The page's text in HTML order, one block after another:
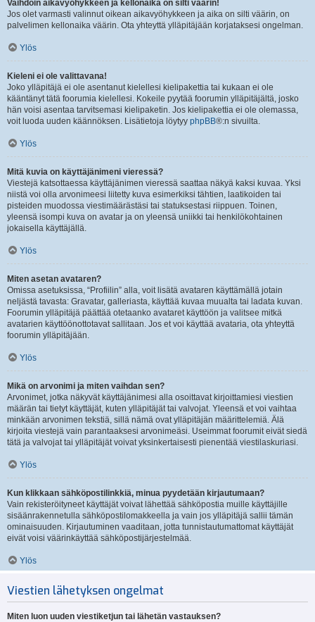
Vaihdoin aikavyöhykkeen ja kellonaika on silti väärin!
Jos olet varmasti valinnut oikean aikavyöhykkeen ja aika on silti väärin, on
palvelimen kellonaika väärin. Ota yhteyttä ylläpitäjään korjataksesi ongelman.
Ylös
Kieleni ei ole valittavana!
Joko ylläpitäjä ei ole asentanut kielellesi kielipakettia tai kukaan ei ole
kääntänyt tätä foorumia kielellesi. Kokeile pyytää foorumin ylläpitäjältä, josko
hän voisi asentaa tarvitsemasi kielipaketin. Jos kielipakettia ei ole olemassa,
voit luoda uuden käännöksen. Lisätietoja löytyy phpBB®:n sivuilta.
Ylös
Mitä kuvia on käyttäjänimeni vieressä?
Viestejä katsottaessa käyttäjänimen vieressä saattaa näkyä kaksi kuvaa. Yksi
niistä voi olla arvonimeesi liitetty kuva esimerkiksi tähtien, laatikoiden tai
pisteiden muodossa viestimäärästäsi tai statuksestasi riippuen. Toinen,
yleensä isompi kuva on avatar ja on yleensä uniikki tai henkilökohtainen
jokaisella käyttäjällä.
Ylös
Miten asetan avataren?
Omissa asetuksissa, “Profiilin” alla, voit lisätä avataren käyttämällä jotain
neljästä tavasta: Gravatar, galleriasta, käyttää kuvaa muualta tai ladata kuvan.
Foorumin ylläpitäjä päättää otetaanko avataret käyttöön ja valitsee mitkä
avatarien käyttöönottotavat sallitaan. Jos et voi käyttää avataria, ota yhteyttä
foorumin ylläpitäjään.
Ylös
Mikä on arvonimi ja miten vaihdan sen?
Arvonimet, jotka näkyvät käyttäjänimesi alla osoittavat kirjoittamiesi viestien
määrän tai tietyt käyttäjät, kuten ylläpitäjät tai valvojat. Yleensä et voi vaihtaa
minkään arvonimen tekstiä, sillä nämä ovat ylläpitäjän määrittelemiä. Älä
kirjoita viestejä vain parantaaksesi arvonimeäsi. Useimmat foorumit eivät siedä
tätä ja valvojat tai ylläpitäjät voivat yksinkertaisesti pienentää viestilaskuriasi.
Ylös
Kun klikkaan sähköpostilinkkiä, minua pyydetään kirjautumaan?
Vain rekisteröityneet käyttäjät voivat lähettää sähköpostia muille käyttäjille
sisäänrakennetulla sähköpostilomakkeella ja vain jos ylläpitäjä sallii tämän
ominaisuuden. Kirjautuminen vaaditaan, jotta tunnistautumattomat käyttäjät
eivät voisi väärinkäyttää sähköpostijärjestelmää.
Ylös
Viestien lähetyksen ongelmat
Miten luon uuden viestiketjun tai lähetän vastauksen?